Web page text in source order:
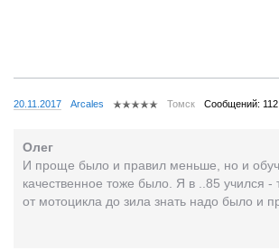
20.11.2017 Arcales Томск Сообщений: 112
Олег
И проще было и правил меньше, но и
качественное тоже было. Я в ..85 учился -
от мотоцикла до зила знать надо было и